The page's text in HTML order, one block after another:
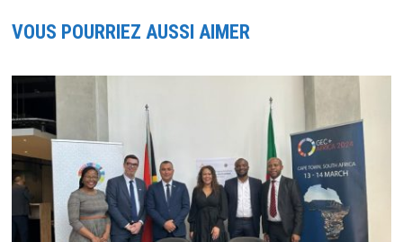
VOUS POURRIEZ AUSSI AIMER